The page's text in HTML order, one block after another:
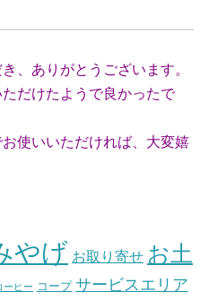
、ありがとうございます。
だけたようで良かったで
いいただければ、大変嬉
やげ お取り寄せ お土
ーヒー コープ サービスエリア